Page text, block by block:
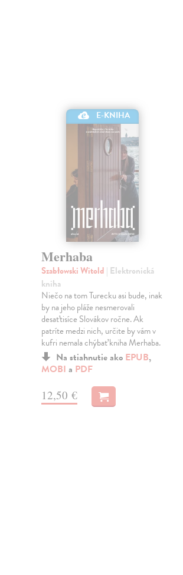
E-KNIHA
Merhaba
Szabłowski Witold | Elektronická
kniha
Niečo na tom Turecku asi bude, inak
by na jeho pláže nesmerovali
desaťtisíce Slovákov ročne. Ak
patríte medzi nich, určite by vám v
kufri nemala chýbať kniha Merhaba.
Na stiahnutie ako EPUB,
MOBI a PDF
12,50 €